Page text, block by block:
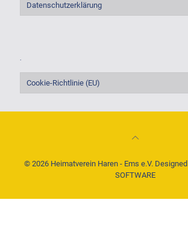
Datenschutzerklärung
.
Cookie-Richtlinie (EU)
© 2026 Heimatverein Haren - Ems e.V.
SOFTWARE